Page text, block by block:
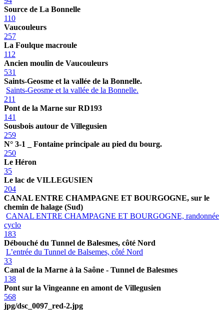
Source de La Bonnelle
110
Vaucouleurs
257
La Foulque macroule
112
Ancien moulin de Vaucouleurs
531
Saints-Geosme et la vallée de la Bonnelle.
Saints-Geosme et la vallée de la Bonnelle.
211
Pont de la Marne sur RD193
141
Sousbois autour de Villegusien
259
N° 3-1 _ Fontaine principale au pied du bourg.
250
Le Héron
35
Le lac de VILLEGUSIEN
204
CANAL ENTRE CHAMPAGNE ET BOURGOGNE, sur le
chemin de halage (Sud)
CANAL ENTRE CHAMPAGNE ET BOURGOGNE, randonnée
cyclo
183
Débouché du Tunnel de Balesmes, côté Nord
L’entrée du Tunnel de Balsemes, côté Nord
33
Canal de la Marne à la Saône - Tunnel de Balesmes
138
Pont sur la Vingeanne en amont de Villegusien
568
jpg/dsc_0097_red-2.jpg